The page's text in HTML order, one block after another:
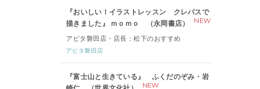
『おいしい！イラストレッスン クレパスで
描きました』 ｍｏｍｏ （永岡書店）
NEW
アピタ磐田店・店長：松下のおすすめ
アピタ磐田店
『富士山と生きている』 ふくだのぞみ・岩
NEW